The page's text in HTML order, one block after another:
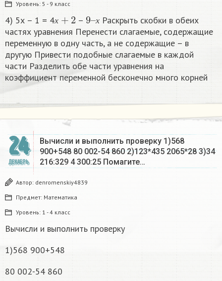
Уровень: 5 - 9 класс
4) 5х – 1 = 4х – х
9х
Раскрыть скобки в обеих
частях уравнения Перенести слагаемые, содержащие
переменную в одну часть, а не содержащие – в
другую Привести подобные слагаемые в каждой
части Разделить обе части уравнения на
коэффициент переменной бесконечно много корней​
24
ДЕКАБРЬ
Вычисли и выполнить проверку 1)568
900+548 80 002-54 860 2)123*435 2065*28 3)34
216:329 4 300:25 Помагите…
Автор: denromenskiy4839
Предмет: Математика
Уровень: 1 - 4 класс
Вычисли и выполнить проверку
1)568 900+548
80 002-54 860